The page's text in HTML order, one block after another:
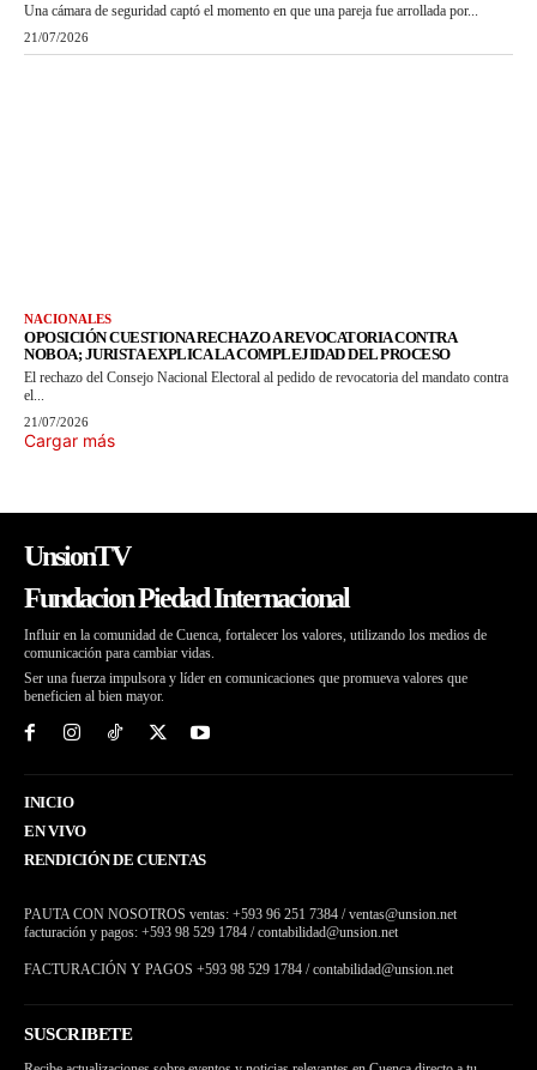
Una cámara de seguridad captó el momento en que una pareja fue arrollada por...
21/07/2026
NACIONALES
OPOSICIÓN CUESTIONA RECHAZO A REVOCATORIA CONTRA
NOBOA; JURISTA EXPLICA LA COMPLEJIDAD DEL PROCESO
El rechazo del Consejo Nacional Electoral al pedido de revocatoria del mandato contra
el...
21/07/2026
Cargar más
UnsionTV
Fundacion Piedad Internacional
Influir en la comunidad de Cuenca, fortalecer los valores, utilizando los medios de
comunicación para cambiar vidas.
Ser una fuerza impulsora y líder en comunicaciones que promueva valores que
beneficien al bien mayor.
INICIO
EN VIVO
RENDICIÓN DE CUENTAS
PAUTA CON NOSOTROS ventas: +593 96 251 7384 / ventas@unsion.net
facturación y pagos: +593 98 529 1784 / contabilidad@unsion.net
FACTURACIÓN Y PAGOS +593 98 529 1784 / contabilidad@unsion.net
SUSCRIBETE